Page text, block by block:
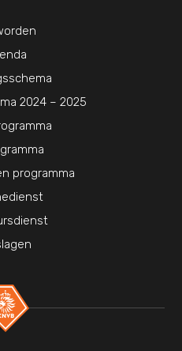
2024 – 2025
programma